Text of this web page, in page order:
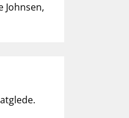
Johnsen,